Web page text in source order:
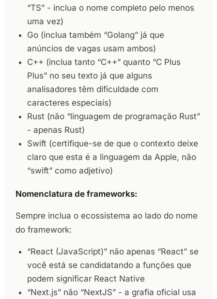
“TS” - inclua o nome completo pelo menos
uma vez)
Go (inclua também “Golang” já que
anúncios de vagas usam ambos)
C++ (inclua tanto “C++” quanto “C Plus
Plus” no seu texto já que alguns
analisadores têm dificuldade com
caracteres especiais)
Rust (não “linguagem de programação Rust”
- apenas Rust)
Swift (certifique-se de que o contexto deixe
claro que esta é a linguagem da Apple, não
“swift” como adjetivo)
Nomenclatura de frameworks:
Sempre inclua o ecossistema ao lado do nome
do framework:
“React (JavaScript)” não apenas “React” se
você está se candidatando a funções que
podem significar React Native
“Next.js” não “NextJS” - a grafia oficial usa